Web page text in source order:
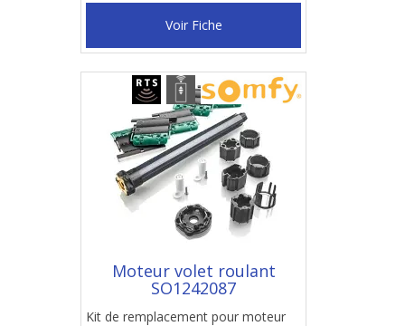
Voir Fiche
Moteur volet roulant
SO1242087
Kit de remplacement pour moteur